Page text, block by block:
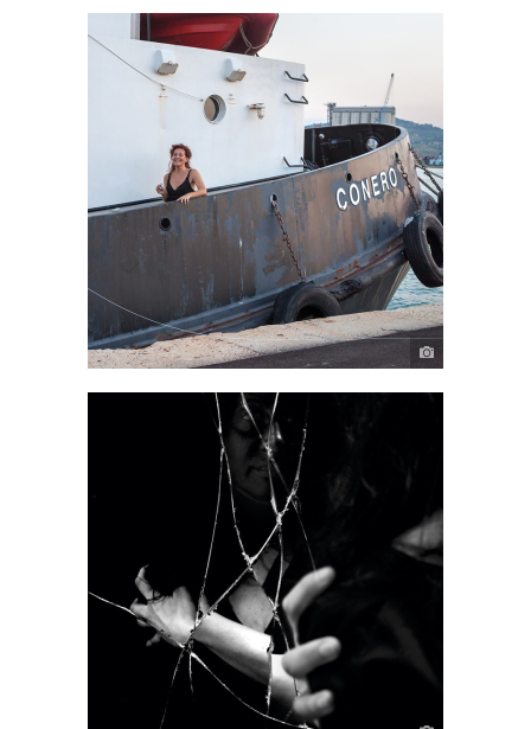
Mare aperto
ALL · PERFORMANCE
Clivaggi
ALL · PERFORMANCE